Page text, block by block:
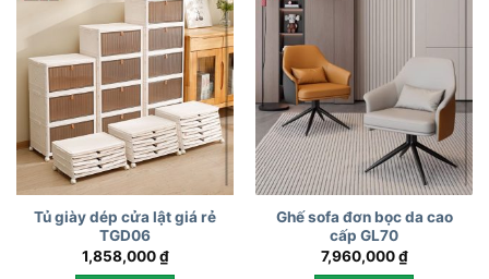
Tủ giày dép cửa lật giá rẻ
TGD06
1,858,000₫
Ghế sofa đơn bọc da cao
cấp GL70
7,960,000₫